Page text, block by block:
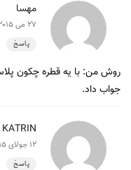
مهسا
27 می 2015 در 7:46 ب.ظ
پاسخ
روش من: با یه قطره چکون
جواب داد.
KATRIN
12 جولای 2015 در 1:44 ب.ظ
پاسخ